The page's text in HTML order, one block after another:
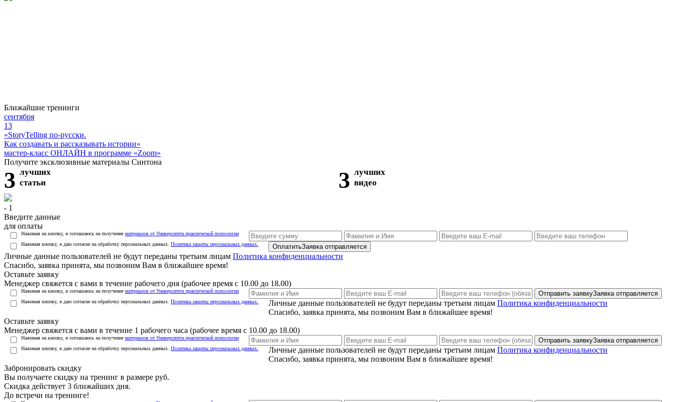
Ближайшие тренинги
сентября
13
«StoryTelling по-русски.
Как создавать и рассказывать истории»
мастер-класс ОНЛАЙН в программе «Zoom»
Получите эксклюзивные материалы Синтона
3 лучших
статьи
3 лучших
видео
- 1
Введите данные
для оплаты
Нажимая на кнопку, я соглашаюсь на получение материалов от Университета практической психологии
Нажимая кнопку, я даю согласие на обработку персональных данных. Политика защиты персональных данных. ОплатитьЗаявка отправляется
Личные данные пользователей не будут переданы третьим лицам Политика конфиденциальности
Спасибо, заявка принята, мы позвоним Вам в ближайшее время!
Оставьте заявку
Менеджер свяжется с вами в течение рабочего дня (рабочее время с 10.00 до 18.00)
Нажимая на кнопку, я соглашаюсь на получение материалов от Университета практической психологии
Нажимая кнопку, я даю согласие на обработку персональных данных. Политика защиты персональных данных.
Отправить заявкуЗаявка отправляется
Личные данные пользователей не будут переданы третьим лицам Политика конфиденциальности
Спасибо, заявка принята, мы позвоним Вам в ближайшее время!
Оставьте заявку
Менеджер свяжется с вами в течение 1 рабочего часа (рабочее время с 10.00 до 18.00)
Нажимая на кнопку, я соглашаюсь на получение материалов от Университета практической психологии
Нажимая кнопку, я даю согласие на обработку персональных данных. Политика защиты персональных данных.
Отправить заявкуЗаявка отправляется
Личные данные пользователей не будут переданы третьим лицам Политика конфиденциальности
Спасибо, заявка принята, мы позвоним Вам в ближайшее время!
Забронировать скидку
Вы получаете скидку на тренинг в размере руб.
Скидка действует 3 ближайших дня.
До встречи на тренинге!